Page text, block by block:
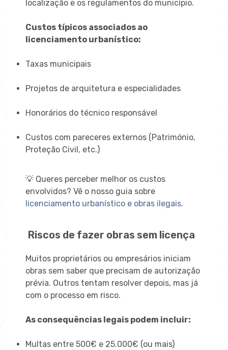
localização e os regulamentos do município.
Custos típicos associados ao
licenciamento urbanístico:
Taxas municipais
Projetos de arquitetura e especialidades
Honorários do técnico responsável
Custos com pareceres externos (Património,
Proteção Civil, etc.)
💡 Queres perceber melhor os custos
envolvidos? Vê o nosso guia sobre
licenciamento urbanístico e obras ilegais.
Riscos de fazer obras sem licença
Muitos proprietários ou empresários iniciam
obras sem saber que precisam de autorização
prévia. Outros tentam resolver depois, mas já
com o processo em risco.
As consequências legais podem incluir:
Multas entre 500€ e 25.000€ (ou mais)